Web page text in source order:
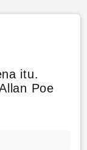
itu.
Poe